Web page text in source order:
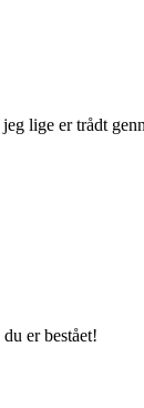
lige er trådt
er bestået!